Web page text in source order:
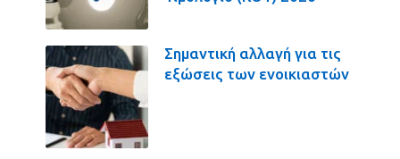
Σημαντική αλλαγή για τις
εξώσεις των ενοικιαστών